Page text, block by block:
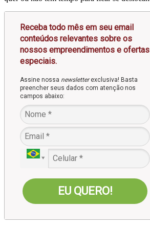
Receba todo mês em seu email
conteúdos relevantes sobre os
nossos empreendimentos e ofertas
especiais.
Assine nossa newsletterexclusiva! Basta
preencher seus dados com atenção nos
campos abaixo:
EU QUERO!